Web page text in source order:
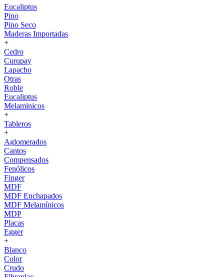
Eucaliptus
Pino
Pino Seco
Maderas Importadas
+
Cedro
Curupay
Lapacho
Otras
Roble
Eucaliptus
Melaminicos
+
Tableros
+
Aglomerados
Cantos
Compensados
Fenólicos
Finger
MDF
MDF Enchapados
MDF Melamínicos
MDP
Placas
Egger
+
Blanco
Color
Crudo